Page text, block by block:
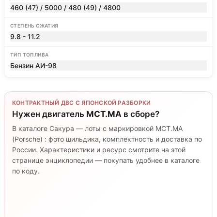
460 (47) / 5000 / 480 (49) / 4800
СТЕПЕНЬ СЖАТИЯ
9.8 - 11.2
ТИП ТОПЛИВА
Бензин АИ-98
КОНТРАКТНЫЙ ДВС С ЯПОНСКОЙ РАЗБОРКИ
Нужен двигатель MCT.MA в сборе?
В каталоге Сакура — лоты с маркировкой MCT.MA
(Porsche) : фото шильдика, комплектность и доставка по
России. Характеристики и ресурс смотрите на этой
странице энциклопедии — покупать удобнее в каталоге
по коду.